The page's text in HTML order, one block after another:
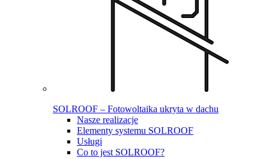
SOLROOF – Fotowoltaika ukryta w dachu
Nasze realizacje
Elementy systemu SOLROOF
Usługi
Co to jest SOLROOF?